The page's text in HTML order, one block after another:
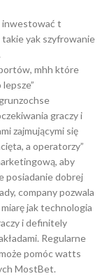
inwestować t
yak szyfrowanie
mhh które
graczy i
zajmującymi się
a operatorzy”
aby
posiadanie dobrej
company pozwala
jak technologia
i definitely
Regularne
pomóc watts
MostBet.